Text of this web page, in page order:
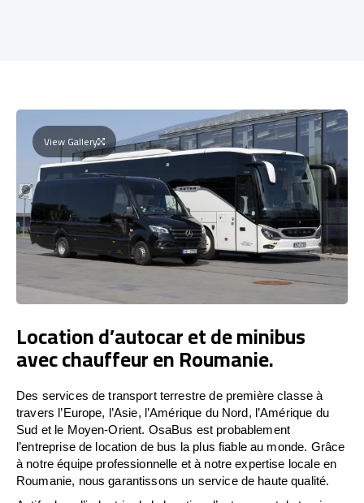
View Gallery
Location d’autocar et de minibus
avec chauffeur en Roumanie.
Des services de transport terrestre de première classe à
travers l’Europe, l’Asie, l’Amérique du Nord, l’Amérique du
Sud et le Moyen-Orient. OsaBus est probablement
l’entreprise de location de bus la plus fiable au monde. Grâce
à notre équipe professionnelle et à notre expertise locale en
Roumanie, nous garantissons un service de haute qualité.